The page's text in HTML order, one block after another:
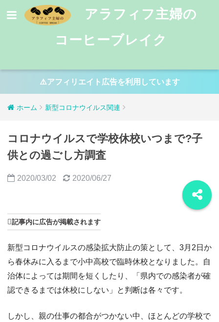
アラフィフ主婦の
コーヒーブレイク
⚠️アフィリエイト広告を利用しています
ホーム 新型コロナウイルス関連
コロナウイルスで学校休校いつまで?子
供との過ごし方調査
2020/03/02 2020/06/27
記事内に広告が掲載されます
新型コロナウイルスの感染拡大防止の策として、3月2日か
ら春休みに入るまで小中高校で臨時休校となりました。自
治体によっては期間を短くしたり、「県内での感染者が確
認できるまでは休校にしない」と判断は各々です。
しかし、親の仕事の都合がつかない中、ほとんどの学校で